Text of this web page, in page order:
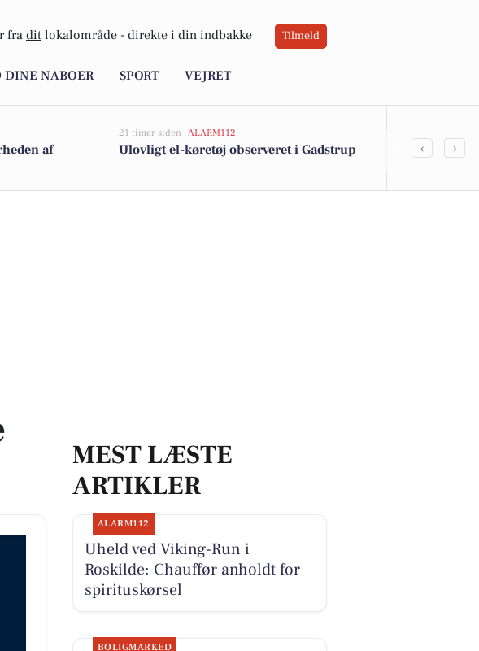
fra dit lokalområde - direkte i din indbakke Tilmeld
NABOER SPORT VEJRET
af
21 timer siden | ALARM112
Ulovligt el-køretøj observeret i Gadstrup
Savner du
‹ ›
MEST LÆSTE
ARTIKLER
ALARM112
Uheld ved Viking-Run i
Roskilde: Chauffør anholdt for
spirituskørsel
BOLIGMARKED